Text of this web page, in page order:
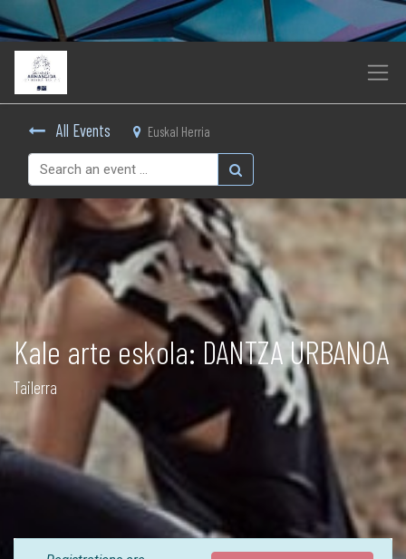
All Events Euskal Herria
Kale arte eskola: DANTZA URBANOA
Tailerra